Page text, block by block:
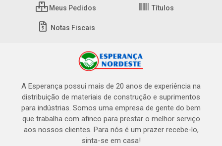
Meus Pedidos Títulos
Notas Fiscais
A Esperança possui mais de 20 anos de experiência na
distribuição de materiais de construção e suprimentos
para indústrias. Somos uma empresa de gente do bem
que trabalha com afinco para prestar o melhor serviço
aos nossos clientes. Para nós é um prazer recebe-lo,
sinta-se em casa!